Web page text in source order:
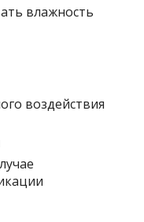
влажность
воздействия